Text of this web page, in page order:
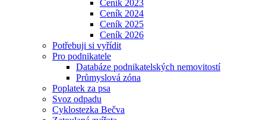
Ceník 2023
Ceník 2024
Ceník 2025
Ceník 2026
Potřebuji si vyřídit
Pro podnikatele
Databáze podnikatelských nemovitostí
Průmyslová zóna
Poplatek za psa
Svoz odpadu
Cyklostezka Bečva